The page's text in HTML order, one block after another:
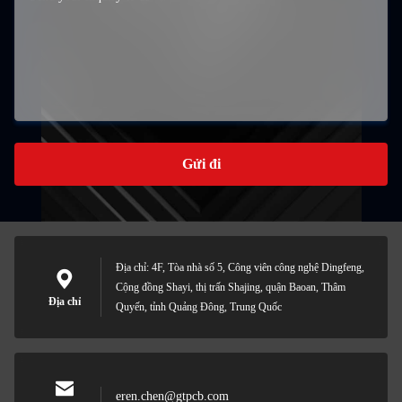
Gửi đi
Địa chỉ
Địa chỉ: 4F, Tòa nhà số 5, Công viên công nghệ Dingfeng,
Cộng đồng Shayi, thị trấn Shajing, quận Baoan, Thâm
Quyến, tỉnh Quảng Đông, Trung Quốc
eren.chen@gtpcb.com